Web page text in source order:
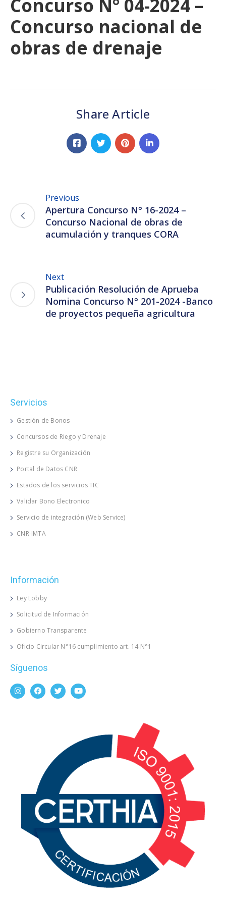
Concurso N° 04-2024 –
Concurso nacional de
obras de drenaje
Share Article
Previous
Apertura Concurso N° 16-2024 –
Concurso Nacional de obras de
acumulación y tranques CORA
Next
Publicación Resolución de Aprueba
Nomina Concurso N° 201-2024 -Banco
de proyectos pequeña agricultura
Servicios
Gestión de Bonos
Concursos de Riego y Drenaje
Registre su Organización
Portal de Datos CNR
Estados de los servicios TIC
Validar Bono Electronico
Servicio de integración (Web Service)
CNR-IMTA
Información
Ley Lobby
Solicitud de Información
Gobierno Transparente
Oficio Circular N°16 cumplimiento art. 14 N°1
Síguenos